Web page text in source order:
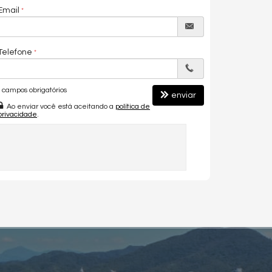
campos obrigatórios
Ao enviar você está aceitando a política de
enviar